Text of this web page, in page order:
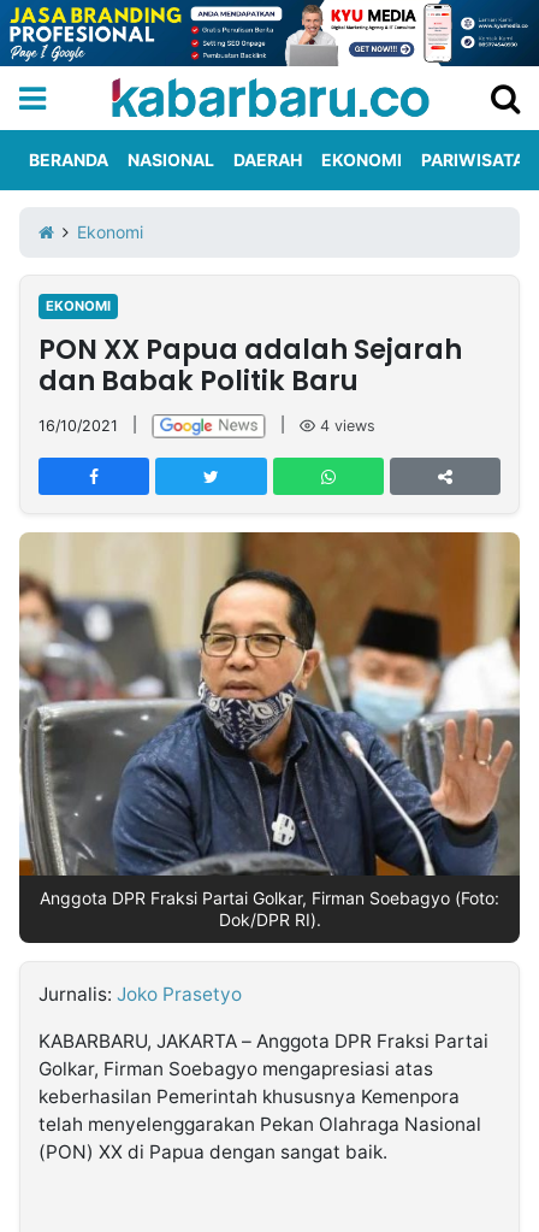
Iklan
Berita
Kami
Nasional
International
Olahraga
Entertainment
Daerah
Pariwisata
Kuliner
Kolom
Network
PT
TREETAN
MULTIMEDIA
Partner
Insight
NTB
Suara
Time
Lens
IDN
Daily
Jogja
Jalan
Rakyat
Idealita
News
Kita
Notice
Dinamikapost.com
Radar
Baru
Seedbacklink
Follow
Kabarbaru
Kabarbaru.co
BERANDA NASIONAL DAERAH EKONOMI PARIWISATA
Ekonomi
EKONOMI
PON XX Papua adalah Sejarah
dan Babak Politik Baru
16/10/2021 4 views
Anggota DPR Fraksi Partai Golkar, Firman Soebagyo (Foto:
Dok/DPR RI).
Jurnalis: Joko Prasetyo
KABARBARU, JAKARTA – Anggota DPR Fraksi Partai
Golkar, Firman Soebagyo mengapresiasi atas
keberhasilan Pemerintah khususnya Kemenpora
telah menyelenggarakan Pekan Olahraga Nasional
(PON) XX di Papua dengan sangat baik.